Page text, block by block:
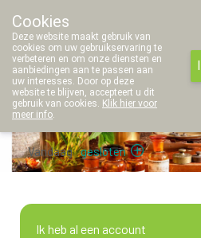
011/42 97 45
Vandaag gesloten
Ik heb al een account
Cookies
Deze website maakt gebruik van
cookies om uw gebruikservaring te
verbeteren en om onze diensten en
aanbiedingen aan te passen aan
uw interesses. Door op deze
website te blijven, accepteert u dit
gebruik van cookies. Klik hier voor
meer info.